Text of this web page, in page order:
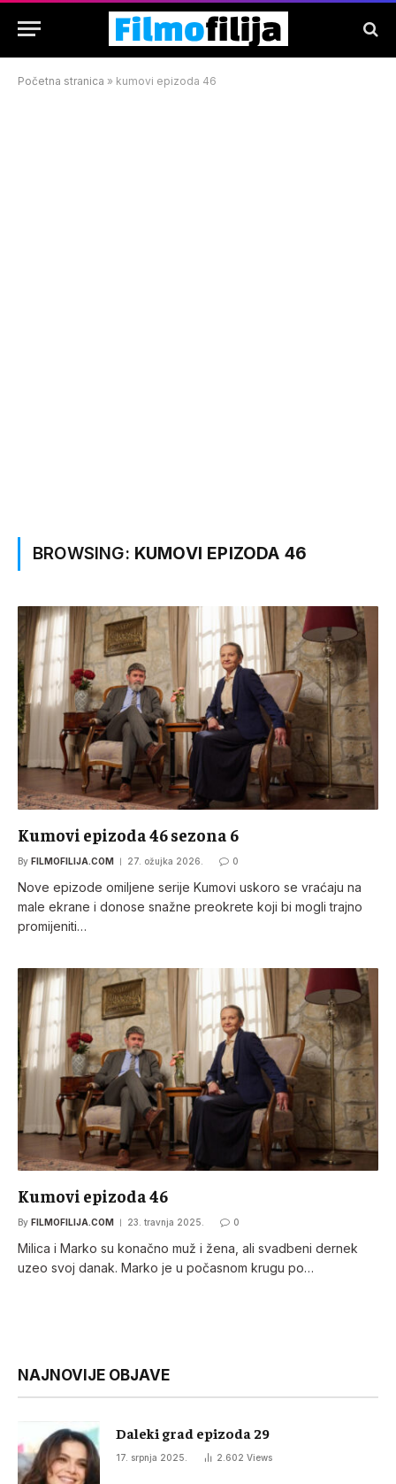
Početna stranica » kumovi epizoda 46
BROWSING: KUMOVI EPIZODA 46
Kumovi epizoda 46 sezona 6
By FILMOFILIJA.COM 27. ožujka 2026. 0
Nove epizode omiljene serije Kumovi uskoro se vraćaju na
male ekrane i donose snažne preokrete koji bi mogli trajno
promijeniti…
Kumovi epizoda 46
By FILMOFILIJA.COM 23. travnja 2025. 0
Milica i Marko su konačno muž i žena, ali svadbeni dernek
uzeo svoj danak. Marko je u počasnom krugu po…
NAJNOVIJE OBJAVE
Daleki grad epizoda 29
17. srpnja 2025. 2.602 Views